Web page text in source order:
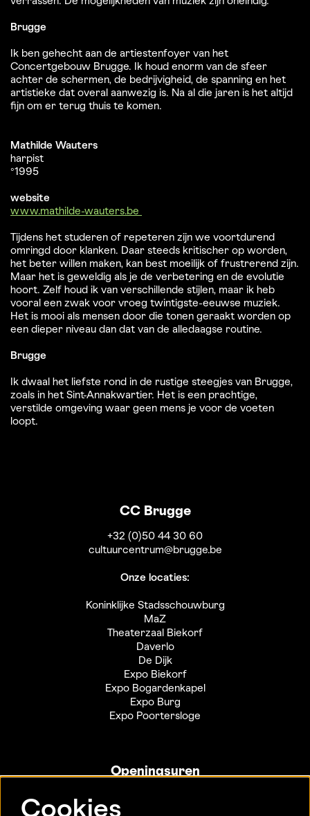
Brugge
Ik ben gehecht aan de artiestenfoyer van het
Concertgebouw Brugge. Ik houd enorm van de sfeer
achter de schermen, de bedrijvigheid, de spanning en het
artistieke dat overal aanwezig is. Na al die jaren is het altijd
fijn om er terug thuis te komen.
Mathilde Wauters
harpist
°1995
website
www.mathilde-wauters.be
Tijdens het studeren of repeteren zijn we voortdurend
omringd door klanken. Daar steeds kritischer op worden,
het beter willen maken, kan best moeilijk of frustrerend zijn.
Maar het is geweldig als je de verbetering en de evolutie
hoort. Zelf houd ik van verschillende stijlen, maar ik heb
vooral een zwak voor vroeg twintigste-eeuwse muziek.
Het is mooi als mensen door die tonen geraakt worden op
een dieper niveau dan dat van de alledaagse routine.
Brugge
Ik dwaal het liefste rond in de rustige steegjes van Brugge,
zoals in het Sint-Annakwartier. Het is een prachtige,
verstilde omgeving waar geen mens je voor de voeten
loopt.
CC Brugge
+32 (0)50 44 30 60
cultuurcentrum@brugge.be
Onze locaties:
Koninklijke Stadsschouwburg
MaZ
Theaterzaal Biekorf
Daverlo
De Dijk
Expo Biekorf
Expo Bogardenkapel
Expo Burg
Expo Poortersloge
Openingsuren
Sint-Jakobsstraat 20
Cookies